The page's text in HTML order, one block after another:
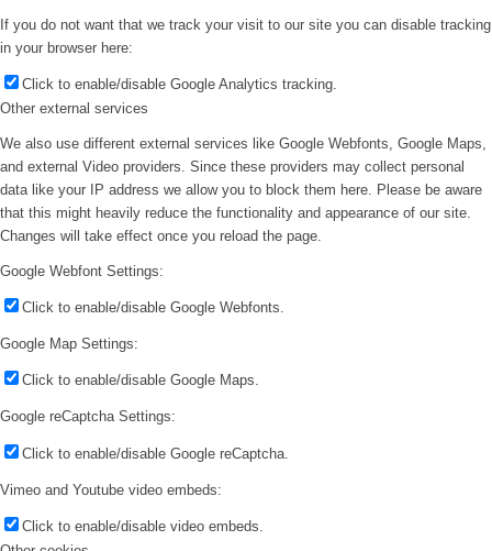
If you do not want that we track your visit to our site you can disable tracking
in your browser here:
Click to enable/disable Google Analytics tracking.
Other external services
We also use different external services like Google Webfonts, Google Maps,
and external Video providers. Since these providers may collect personal
data like your IP address we allow you to block them here. Please be aware
that this might heavily reduce the functionality and appearance of our site.
Changes will take effect once you reload the page.
Google Webfont Settings:
Click to enable/disable Google Webfonts.
Google Map Settings:
Click to enable/disable Google Maps.
Google reCaptcha Settings:
Click to enable/disable Google reCaptcha.
Vimeo and Youtube video embeds:
Click to enable/disable video embeds.